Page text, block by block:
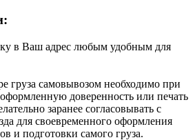
в Ваш адрес любым удобным для
груза самовывозом необходимо при
доверенность или печать
заранее согласовывать с
для своевременного оформления
и подготовки самого груза.